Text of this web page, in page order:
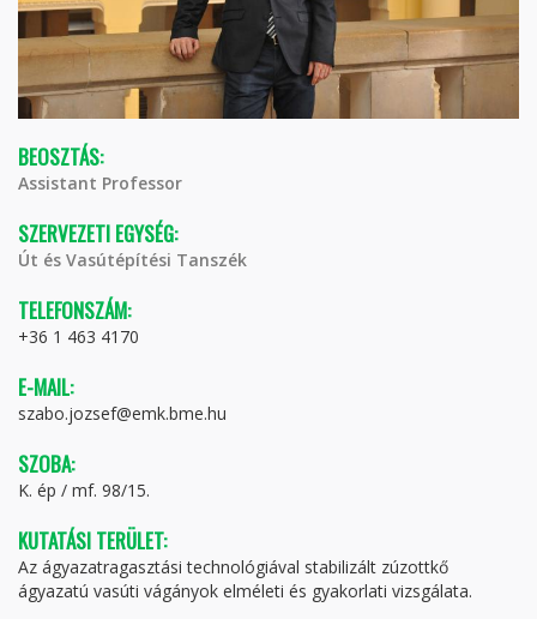
BEOSZTÁS:
Assistant Professor
SZERVEZETI EGYSÉG:
Út és Vasútépítési Tanszék
TELEFONSZÁM:
+36 1 463 4170
E-MAIL:
szabo.jozsef@emk.bme.hu
SZOBA:
K. ép / mf. 98/15.
KUTATÁSI TERÜLET:
Az ágyazatragasztási technológiával stabilizált zúzottkő
ágyazatú vasúti vágányok elméleti és gyakorlati vizsgálata.